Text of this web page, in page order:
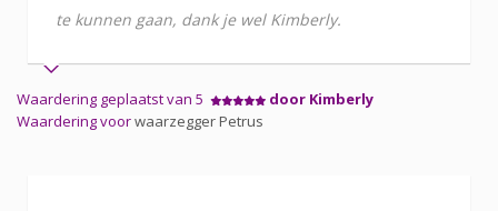
te kunnen gaan, dank je wel Kimberly.
Waardering geplaatst van 5
door Kimberly
Waardering voorwaarzegger Petrus